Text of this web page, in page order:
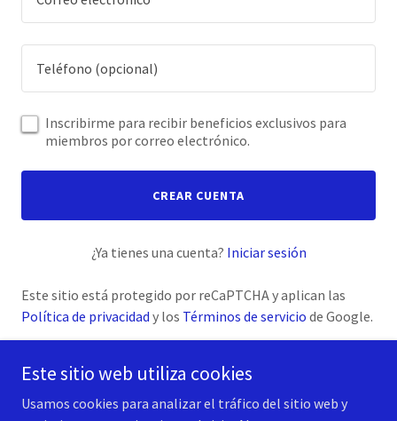
Inscribirme para recibir beneficios exclusivos para
miembros por correo electrónico.
CREAR CUENTA
¿Ya tienes una cuenta? Iniciar sesión
Este sitio está protegido por reCaPTCHA y aplican las
Política de privacidad y los Términos de servicio de Google.
Copyright © 2025 Invertiva - Todos los derechos reservados.
Este sitio web utiliza cookies
Usamos cookies para analizar el tráfico del sitio web y